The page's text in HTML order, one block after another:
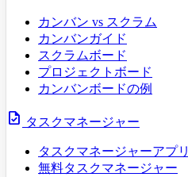
カンバン vs スクラム
カンバンガイド
スクラムボード
プロジェクトボード
カンバンボードの例
task タスクマネージャー
タスクマネージャーアプリ
無料タスクマネージャー